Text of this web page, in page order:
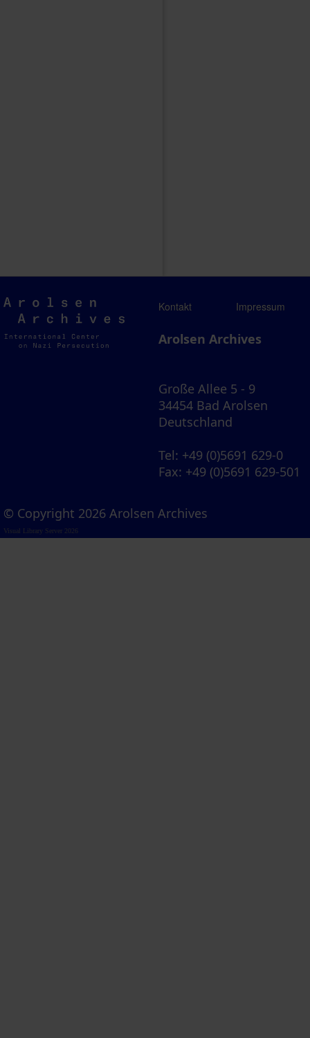
Arolsen
Archives
Kontakt Impressum
Arolsen Archives
Große Allee 5 - 9
34454 Bad Arolsen
Deutschland
Tel: +49 (0)5691 629-0
Fax: +49 (0)5691 629-501
© Copyright 2026 Arolsen Archives
Visual Library Server 2026